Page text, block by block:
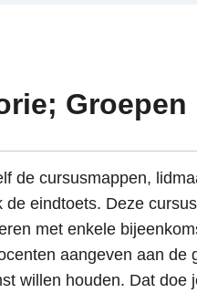
Groepen
de cursusmappen,
de eindtoets. Deze
met enkele
aangeven aan de
willen houden. Dat doe